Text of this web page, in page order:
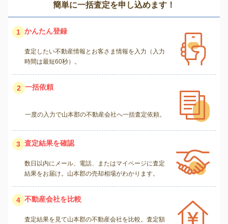
簡単に一括査定を申し込めます！
1 かんたん登録
査定したい不動産情報とお客さま情報を入力（入力
時間は最短60秒）。
2 一括依頼
一度の入力で山本郡の不動産会社へ一括査定依頼。
3 査定結果を確認
数日以内にメール、電話、またはマイページに査定
結果をお届け。山本郡の売却相場がわかります。
4 不動産会社を比較
査定結果を見て山本郡の不動産会社を比較。査定額